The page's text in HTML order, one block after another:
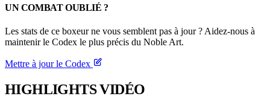
UN COMBAT OUBLIÉ ?
Les stats de ce boxeur ne vous semblent pas à jour ? Aidez-nous à
maintenir le Codex le plus précis du Noble Art.
Mettre à jour le Codex
HIGHLIGHTSVIDÉO